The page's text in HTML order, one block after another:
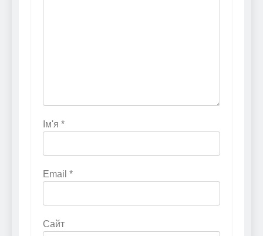
Ім'я *
Email *
Сайт